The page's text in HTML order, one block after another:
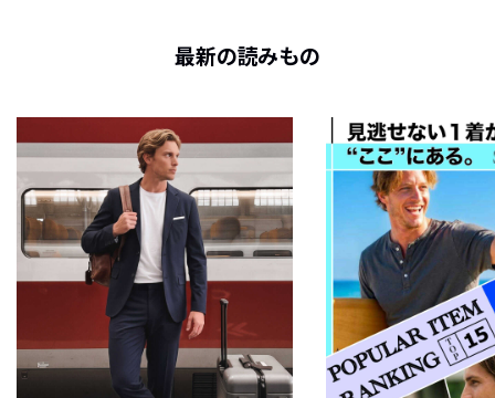
最新の読みもの